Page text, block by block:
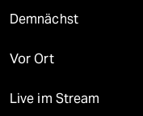
Demnächst
Vor Ort
Live im Stream